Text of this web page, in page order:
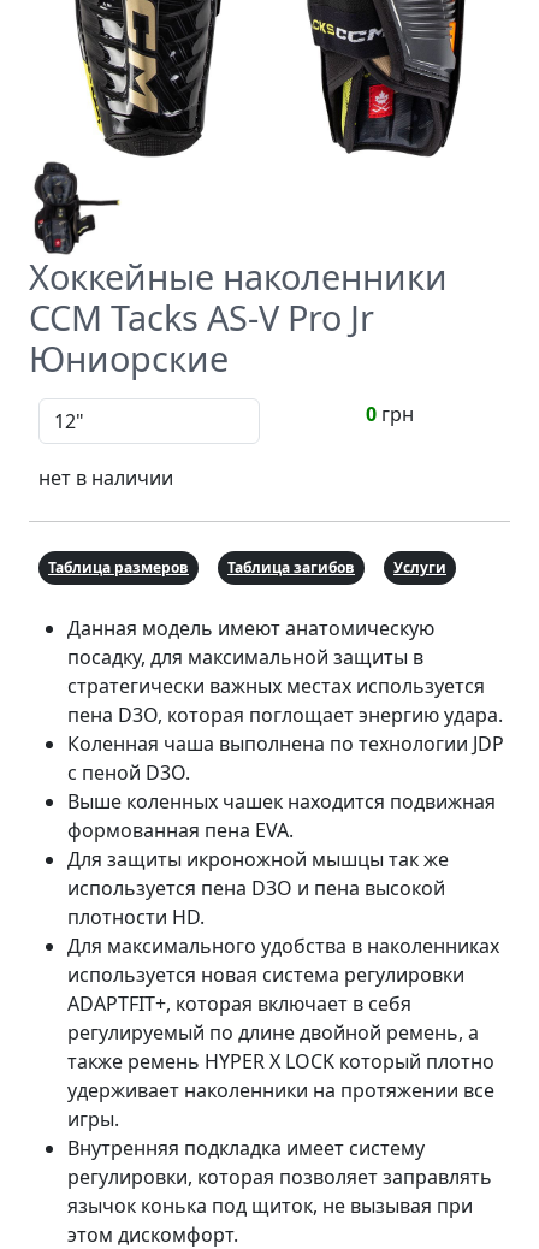
Хоккейные наколенники
CCM Tacks AS-V Pro Jr
Юниорские
0 грн
нет в наличии
Таблица размеров Таблица загибов Услуги
Данная модель имеют анатомическую
посадку, для максимальной защиты в
стратегически важных местах используется
пена D3O, которая поглощает энергию удара.
Коленная чаша выполнена по технологии JDP
с пеной D3O.
Выше коленных чашек находится подвижная
формованная пена EVA.
Для защиты икроножной мышцы так же
используется пена D3O и пена высокой
плотности HD.
Для максимального удобства в наколенниках
используется новая система регулировки
ADAPTFIT+, которая включает в себя
регулируемый по длине двойной ремень, а
также ремень HYPER X LOCK который плотно
удерживает наколенники на протяжении все
игры.
Внутренняя подкладка имеет систему
регулировки, которая позволяет заправлять
язычок конька под щиток, не вызывая при
этом дискомфорт.